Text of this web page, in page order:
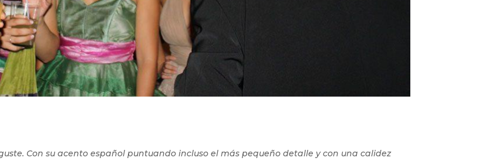
Con su acento español puntuando incluso el más pequeño detalle y con una calidez